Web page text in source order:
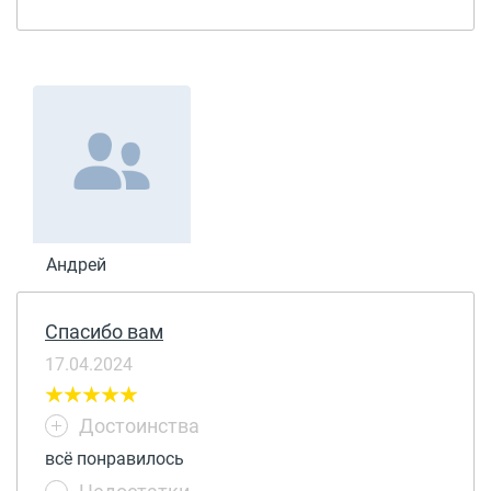
Андрей
Спасибо вам
17.04.2024
Достоинства
всё понравилось